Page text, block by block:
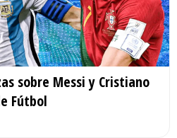
sobre Messi y Cristiano
Fútbol